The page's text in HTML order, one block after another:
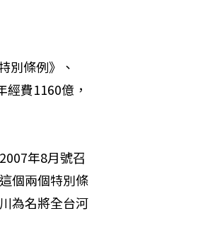
別條例》、
費1160億，
年8月號召
個兩個特別條
為名將全台河